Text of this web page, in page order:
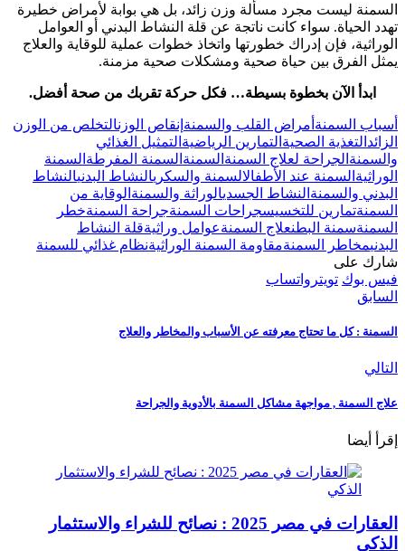
السمنة ليست مجرد مسألة وزن زائد، بل هي بوابة لأمراض خطيرة
تهدد الحياة. سواء كانت ناتجة عن قلة النشاط البدني أو العوامل
الوراثية، فإن إدراك خطورتها واتخاذ خطوات عملية للوقاية والعلاج
يمثل الفرق بين حياة صحية ومشكلات صحية مزمنة.
ابدأ الآن بخطوة بسيطة… فكل حركة تقربك من صحة أفضل.
أسباب السمنة أمراض القلب والسمنة إنقاص الوزنالتخلص من الوزن
الزائد التغذية الصحية التمارين الرياضية التمثيل الغذائي
والسمنة الجراحة لعلاج السمنة السمنة السمنة المفرطة السمنة
الوراثية السمنة عند الأطفالالسمنة والسكريالنشاط البدنيالنشاط
البدني والسمنة النشاط الجسديالوراثة والسمنة الوقاية من
السمنةتمارين للتخسيسجراحات السمنةجراحة السمنةخطر
السمنةسمنة البطنعلاج السمنةعوامل وراثيةقلة النشاط
البدنيمخاطر السمنةمقاومة السمنة الوراثيةنظام غذائي للسمنة
شارك على
فيس بوك تويتر واتساب
السابق
السمنة : كل ما تحتاج معرفته عن الأسباب والمخاطر والعلاج
التالي
علاج السمنة , مواجهة مشاكل السمنة بالأدوية والجراحة
إقرأ أيضا
العقارات في مصر 2025 : نصائح للشراء والاستثمار
الذكي